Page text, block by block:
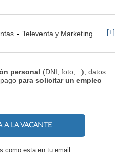
Televenta y Marketing Telefónico [+]
personal (DNI, foto,...), datos
para solicitar un empleo
A LA VACANTE
como esta en tu email